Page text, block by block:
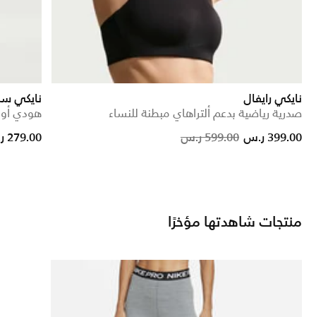
نايكي رايفال
صدرية رياضية بدعم ألتراهاي مبطنة للنساء
Price reduced from
599.00 ر.س
to 399.00 ر.س
نايكي
هودي
from
to279.00 ر.س
منتجات شاهدتها مؤخرًا